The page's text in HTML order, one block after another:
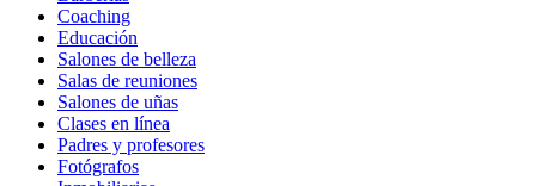
Coaching
Educación
Salones de belleza
Salas de reuniones
Salones de uñas
Clases en línea
Padres y profesores
Fotógrafos